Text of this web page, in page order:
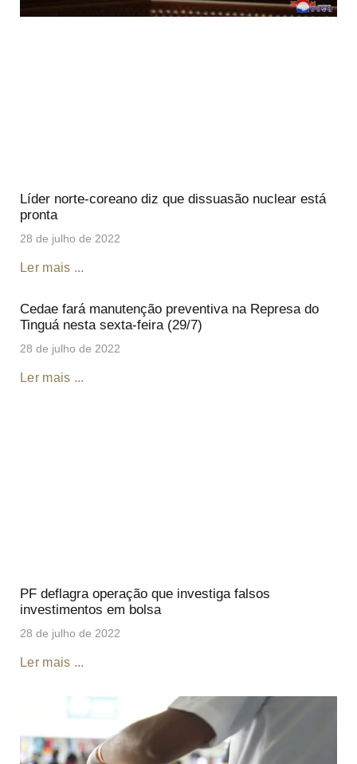
Líder norte-coreano diz que dissuasão nuclear está
pronta
28 de julho de 2022
Ler mais ...
Cedae fará manutenção preventiva na Represa do
Tinguá nesta sexta-feira (29/7)
28 de julho de 2022
Ler mais ...
PF deflagra operação que investiga falsos
investimentos em bolsa
28 de julho de 2022
Ler mais ...